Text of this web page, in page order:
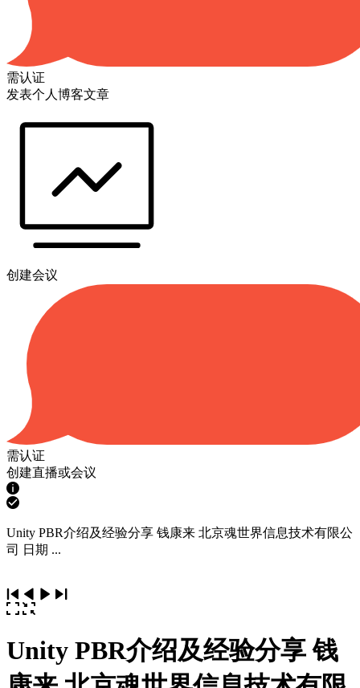
需认证
发表个人博客文章
创建会议
需认证
创建直播或会议
Unity PBR介绍及经验分享 钱康来 北京魂世界信息技术有限公
司 日期 ...
Unity PBR介绍及经验分享 钱